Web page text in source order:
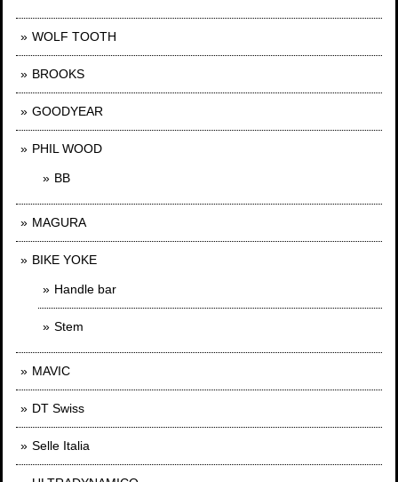
WOLF TOOTH
BROOKS
GOODYEAR
PHIL WOOD
BB
MAGURA
BIKE YOKE
Handle bar
Stem
MAVIC
DT Swiss
Selle Italia